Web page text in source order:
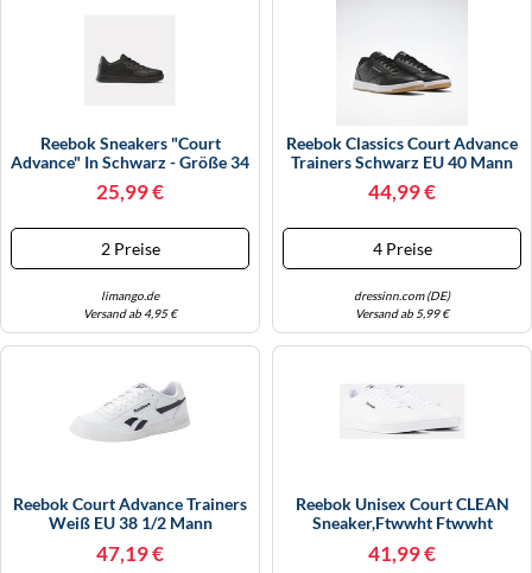
LAUFSCHUHE
PANTOLETTEN
SANDALEN
SCHUHZUBEHÖR
SNEAKERS
STIEFEL
STIEFELETTEN
TREKKINGSANDALEN
TASCHEN-ZUBEHÖR
Reebok Sneakers "Court
Advance" In Schwarz - Größe 34
| Kindersneakers
25,99 €
2 Preise
limango.de
Versand ab 4,95 €
Reebok Classics Court Advance
Trainers Schwarz EU 40 Mann
(Herstellerartikelnummer:
GZ9619/7.5)
44,99 €
4 Preise
dressinn.com (DE)
Versand ab 5,99 €
Reebok Court Advance Trainers
Weiß EU 38 1/2 Mann
100033984/38.5)
47,19 €
Reebok Unisex Court CLEAN
Sneaker,Ftwwht Ftwwht
41,99 €